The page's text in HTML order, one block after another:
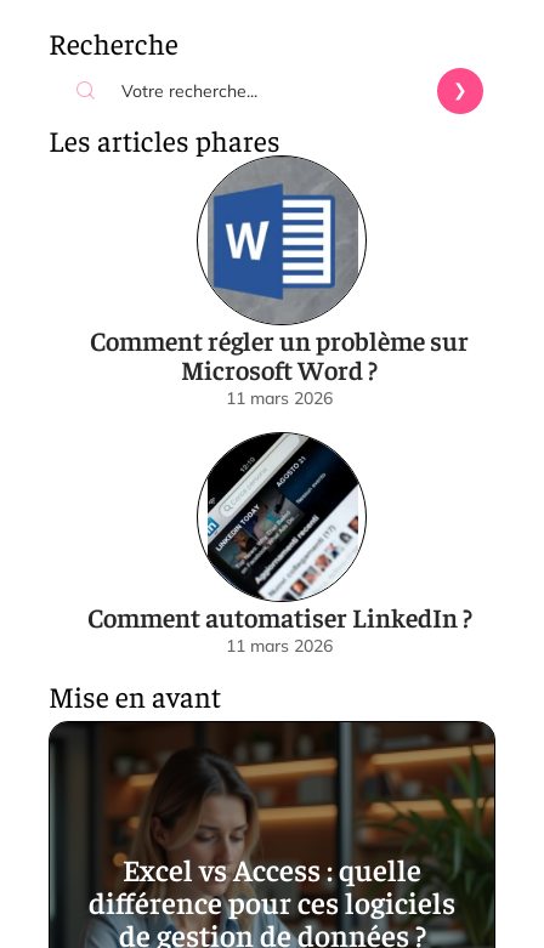
Recherche
Les articles phares
Comment régler un problème sur
Microsoft Word ?
11 mars 2026
Comment automatiser LinkedIn ?
11 mars 2026
Mise en avant
Excel vs Access : quelle
différence pour ces logiciels
de gestion de données ?